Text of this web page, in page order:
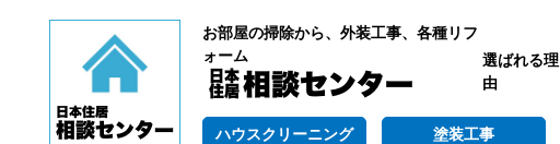
お部屋の掃除から、外装工事、各種リフ
ォーム
選ばれる理
由
ハウスクリーニング 塗装工事